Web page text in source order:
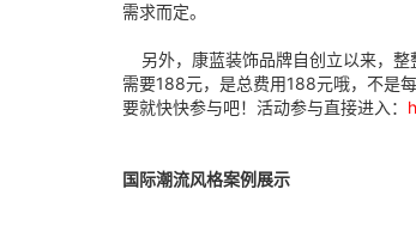
需求而定。
另外，康蓝装饰品牌自创立以来，整
需要188元，是总费用188元哦，不是
要就快快参与吧！活动参与直接进入：
国际潮流风格案例展示